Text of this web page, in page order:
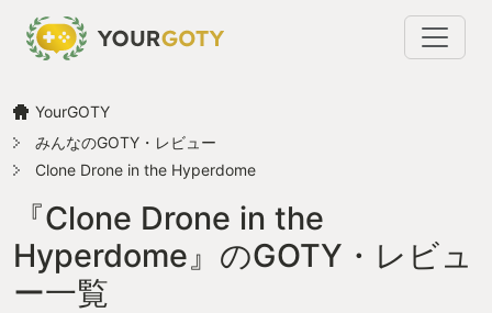
YourGOTY
みんなのGOTY・レビュー
Clone Drone in the Hyperdome
『Clone Drone in the
Hyperdome』のGOTY・レビュ
ー一覧